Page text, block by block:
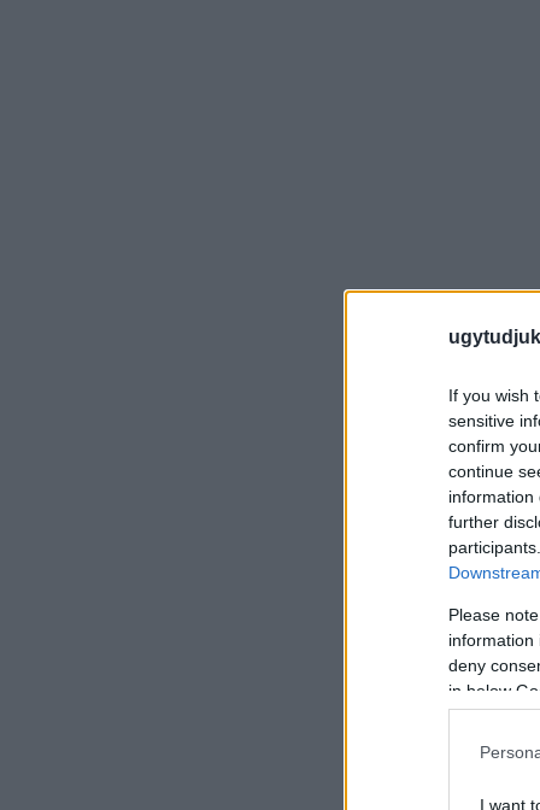
If you wish
sensitive
confirm
continue
information
further
Please
information
deny
in below
I want